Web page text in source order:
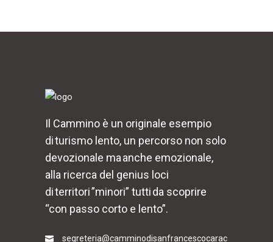
Il Cammino è un originale esempio
di turismo lento, un percorso non solo
devozionale ma anche emozionale,
alla ricerca del genius loci
di territori ”minori” tutti da scoprire
“con passo corto e lento”.
segreteria@camminodisanfrancescocarac